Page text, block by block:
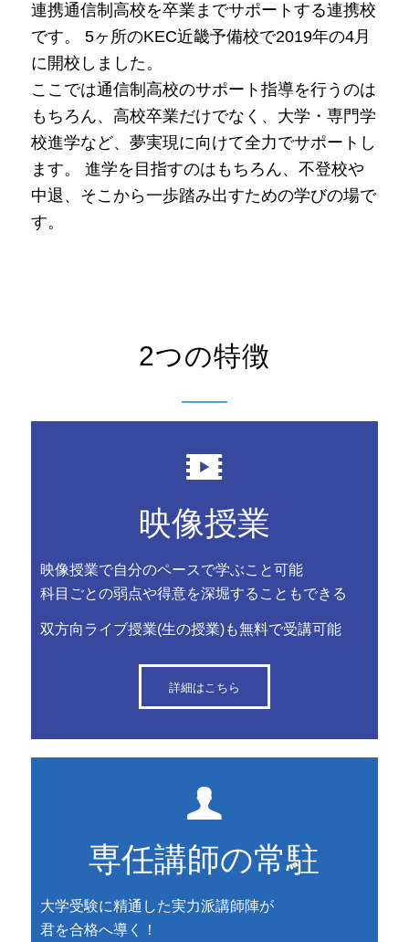
連携通信制高校を卒業までサポートする連携校
です。 5ヶ所のKEC近畿予備校で2019年の4月
に開校しました。
ここでは通信制高校のサポート指導を行うのは
もちろん、高校卒業だけでなく、大学・専門学
校進学など、夢実現に向けて全力でサポートし
ます。 進学を目指すのはもちろん、不登校や
中退、そこから一歩踏み出すための学びの場で
す。
2つの特徴
映像授業
映像授業で自分のペースで学ぶこと可能
科目ごとの弱点や得意を深堀することもできる
双方向ライブ授業(生の授業)も無料で受講可能
詳細はこちら
専任講師の常駐
大学受験に精通した実力派講師陣が
君を合格へ導く！